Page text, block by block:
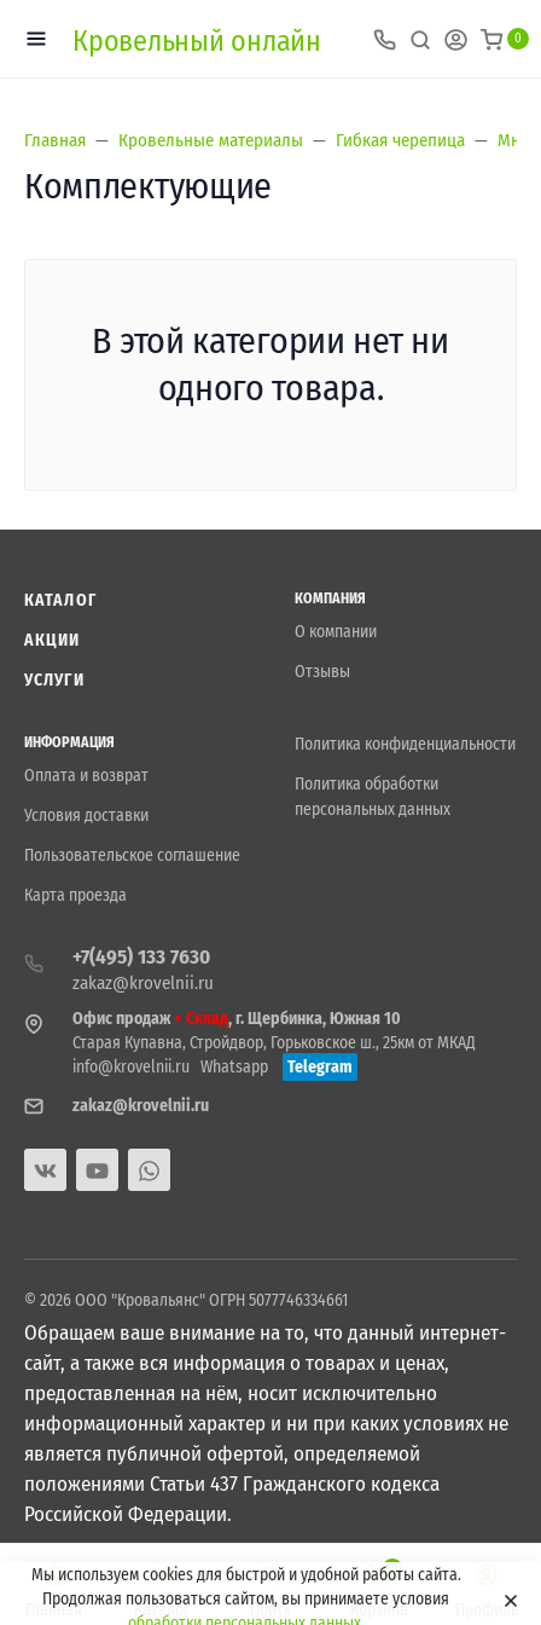
Кровельный онлайн 0
Главная Кровельные материалы Гибкая черепица
Комплектующие
В этой категории нет ни
одного товара.
КАТАЛОГ
АКЦИИ
УСЛУГИ
КОМПАНИЯ
О компании
Отзывы
ИНФОРМАЦИЯ
Оплата и возврат
Условия доставки
Пользовательское соглашение
Карта проезда
Политика конфиденциальности
Политика обработки
персональных данных
+7(495) 133 7630
zakaz@krovelnii.ru
Офис продаж+ Склад, г. Щербинка, Южная 10
Старая Купавна, Стройдвор, Горьковское ш., 25км от МКАД
info@krovelnii.ru Whatsapp
Telegram
zakaz@krovelnii.ru
© 2026 ООО "Кровальянс" ОГРН 5077746334661
Обращаем ваше внимание на то, что данный интернет-
сайт, а также вся информация о товарах и ценах,
предоставленная на нём, носит исключительно
информационный характер и ни при каких условиях не
является публичной офертой, определяемой
положениями Статьи 437 Гражданского кодекса
Российской Федерации.
Мы используем cookies для быстрой и удобной работы сайта.
Продолжая пользоваться сайтом, вы принимаете условия
Главная Каталог Поиск
0
Корзина Профиль